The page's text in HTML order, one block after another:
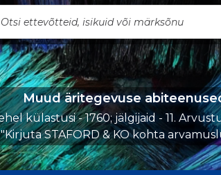
Muud äritegevuse
külastusi - 1760; jälgijaid - 11.
"Kirjuta STAFORD & KO kohta